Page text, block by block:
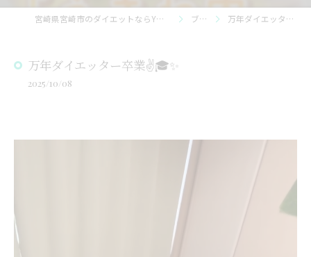
宮崎県宮崎市のダイエットならYOSAPARK_Luna 神宮店 ブログ 万年ダイエッター卒業✌🎓✨
万年ダイエッター卒業✌🎓✨
2025/10/08